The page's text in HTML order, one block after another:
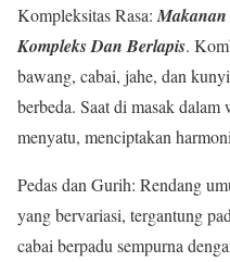
Kompleksitas Rasa: Makanan
Kompleks Dan Berlapis.
bawang, cabai, jahe, dan
berbeda. Saat di masak
menyatu, menciptakan
Pedas dan Gurih: Rendang
yang bervariasi, tergantung
cabai berpadu sempurna